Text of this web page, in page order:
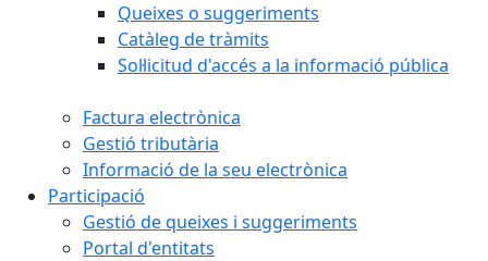
Queixes o suggeriments
Catàleg de tràmits
Sol·licitud d'accés a la informació pública
Factura electrònica
Gestió tributària
Informació de la seu electrònica
Participació
Gestió de queixes i suggeriments
Portal d'entitats